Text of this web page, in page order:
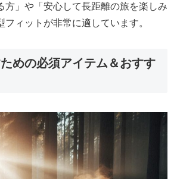
方」や「安心して長距離の旅を楽しみ
フィットが非常に適しています。
めの必須アイテム＆おすす